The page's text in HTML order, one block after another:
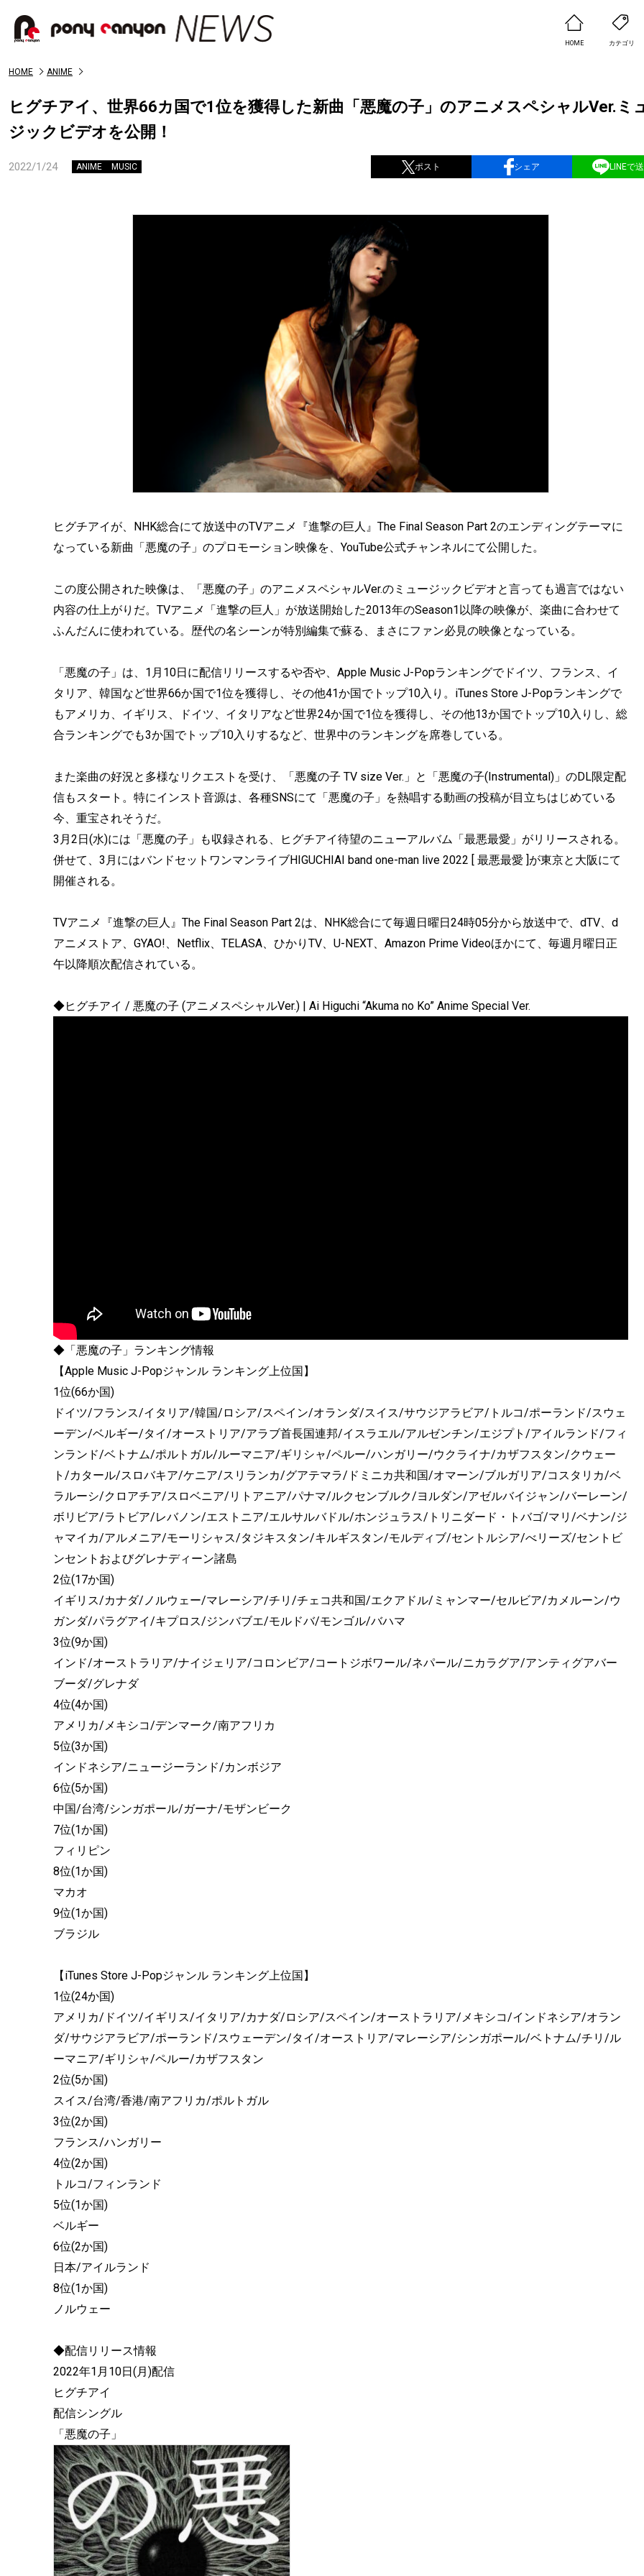
HOME カテゴリ
HOME ANIME
ヒグチアイ、世界66カ国で1位を獲得した新曲「悪魔の子」のアニメスペシャルVer.ミ
ジックビデオを公開！
2022/1/24 ANIME MUSIC ポスト シェア LINEで
ヒグチアイが、NHK総合にて放送中のTVアニメ『進撃の巨人』The Final Season Part 2のエンディングテーマに
なっている新曲「悪魔の子」のプロモーション映像を、YouTube公式チャンネルにて公開した。
この度公開された映像は、「悪魔の子」のアニメスペシャルVer.のミュージックビデオと言っても過言ではない
内容の仕上がりだ。TVアニメ「進撃の巨人」が放送開始した2013年のSeason1以降の映像が、楽曲に合わせて
ふんだんに使われている。歴代の名シーンが特別編集で蘇る、まさにファン必見の映像となっている。
「悪魔の子」は、1月10日に配信リリースするや否や、Apple Music J-Popランキングでドイツ、フランス、イ
タリア、韓国など世界66か国で1位を獲得し、その他41か国でトップ10入り。iTunes Store J-Popランキングで
もアメリカ、イギリス、ドイツ、イタリアなど世界24か国で1位を獲得し、その他13か国でトップ10入りし、総
合ランキングでも3か国でトップ10入りするなど、世界中のランキングを席巻している。
また楽曲の好況と多様なリクエストを受け、「悪魔の子 TV size Ver.」と「悪魔の子(Instrumental)」のDL限定配
信もスタート。特にインスト音源は、各種SNSにて「悪魔の子」を熱唱する動画の投稿が目立ちはじめている
今、重宝されそうだ。
3月2日(水)には「悪魔の子」も収録される、ヒグチアイ待望のニューアルバム「最悪最愛」がリリースされる。
併せて、3月にはバンドセットワンマンライブHIGUCHIAI band one-man live 2022 [ 最悪最愛 ]が東京と大阪にて
開催される。
TVアニメ『進撃の巨人』The Final Season Part 2は、NHK総合にて毎週日曜日24時05分から放送中で、dTV、d
アニメストア、GYAO!、Netflix、TELASA、ひかりTV、U-NEXT、Amazon Prime Videoほかにて、毎週月曜日正
午以降順次配信されている。
◆ヒグチアイ / 悪魔の子 (アニメスペシャルVer.) | Ai Higuchi “Akuma no Ko” Anime Special Ver.
◆「悪魔の子」ランキング情報
【Apple Music J-Popジャンル ランキング上位国】
1位(66か国)
ドイツ/フランス/イタリア/韓国/ロシア/スペイン/オランダ/スイス/サウジアラビア/トルコ/ポーランド/スウェ
ーデン/ベルギー/タイ/オーストリア/アラブ首長国連邦/イスラエル/アルゼンチン/エジプト/アイルランド/フィ
ンランド/ベトナム/ポルトガル/ルーマニア/ギリシャ/ペルー/ハンガリー/ウクライナ/カザフスタン/クウェー
ト/カタール/スロバキア/ケニア/スリランカ/グアテマラ/ドミニカ共和国/オマーン/ブルガリア/コスタリカ/ベ
ラルーシ/クロアチア/スロベニア/リトアニア/パナマ/ルクセンブルク/ヨルダン/アゼルバイジャン/バーレーン/
ボリビア/ラトビア/レバノン/エストニア/エルサルバドル/ホンジュラス/トリニダード・トバゴ/マリ/ベナン/ジ
ャマイカ/アルメニア/モーリシャス/タジキスタン/キルギスタン/モルディブ/セントルシア/べリーズ/セントビ
ンセントおよびグレナディーン諸島
2位(17か国)
イギリス/カナダ/ノルウェー/マレーシア/チリ/チェコ共和国/エクアドル/ミャンマー/セルビア/カメルーン/ウ
ガンダ/パラグアイ/キプロス/ジンバブエ/モルドバ/モンゴル/バハマ
3位(9か国)
インド/オーストラリア/ナイジェリア/コロンビア/コートジボワール/ネパール/ニカラグア/アンティグアバー
ブーダ/グレナダ
4位(4か国)
アメリカ/メキシコ/デンマーク/南アフリカ
5位(3か国)
インドネシア/ニュージーランド/カンボジア
6位(5か国)
中国/台湾/シンガポール/ガーナ/モザンビーク
7位(1か国)
フィリピン
8位(1か国)
マカオ
9位(1か国)
ブラジル
【iTunes Store J-Popジャンル ランキング上位国】
1位(24か国)
アメリカ/ドイツ/イギリス/イタリア/カナダ/ロシア/スペイン/オーストラリア/メキシコ/インドネシア/オラン
ダ/サウジアラビア/ポーランド/スウェーデン/タイ/オーストリア/マレーシア/シンガポール/ベトナム/チリ/ル
ーマニア/ギリシャ/ペルー/カザフスタン
2位(5か国)
スイス/台湾/香港/南アフリカ/ポルトガル
3位(2か国)
フランス/ハンガリー
4位(2か国)
トルコ/フィンランド
5位(1か国)
ベルギー
6位(2か国)
日本/アイルランド
8位(1か国)
ノルウェー
◆配信リリース情報
2022年1月10日(月)配信
ヒグチアイ
配信シングル
「悪魔の子」